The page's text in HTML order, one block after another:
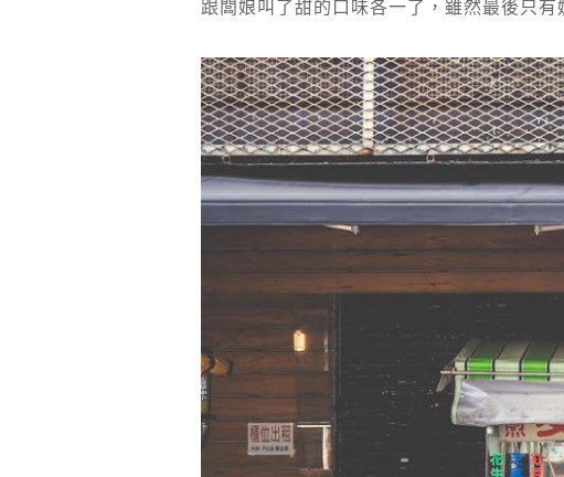
跟闆娘叫了甜的口味各一了，雖然最後只有